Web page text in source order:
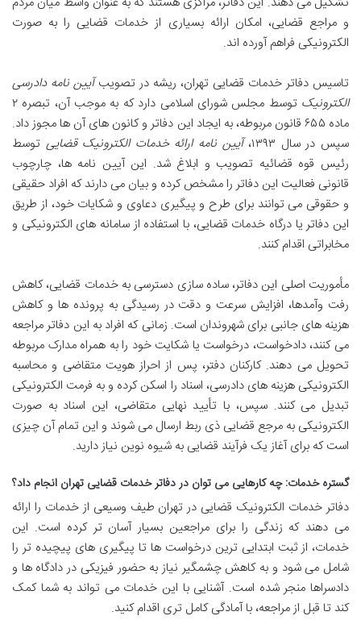
و مراجع قضایی، امکان ارائه بسیاری از خدمات قضایی را به صورت
الکترونیکی فراهم آورده اند.
تاسیس دفاتر خدمات قضایی تهران، ریشه در تصویبآیین نامه دادرسی
الکترونیک
توسط مجلس شورای اسلامی دارد که به موجب آن، تبصره ۲
ماده ۶۵۵ قانون مربوطه، به ایجاد این دفاتر و کانون های آن ها مجوز داد.
سپس در سال ۱۳۹۳،
آیین نامه ارائه خدمات الکترونیک قضایی توسط
رئیس قوه قضائیه تصویب و ابلاغ شد. این آیین نامه ها، چارچوب
قانونی فعالیت این دفاتر را مشخص کرده و بیان می دارند که افراد حقیقی
و حقوقی می توانند برای طرح و پیگیری دعاوی و شکایات خود، از طریق
این دفاتر یا درگاه خدمات قضایی، با استفاده از سامانه های الکترونیکی و
مخابراتی اقدام کنند.
مأموریت اصلی این دفاتر، ساده سازی دسترسی به خدمات قضایی، کاهش
رفت وآمدها، افزایش سرعت و دقت در رسیدگی به پرونده ها و کاهش
هزینه های جانبی برای شهروندان است. زمانی که افراد به این دفاتر مراجعه
می کنند، دادخواست، درخواست یا شکایت خود را به همراه مدارک مربوطه
تحویل می دهند. کارکنان دفتر، پس از احراز هویت متقاضی و محاسبه
الکترونیکی هزینه های دادرسی، اسناد را اسکن کرده و به فرمت الکترونیکی
تبدیل می کنند. سپس، با تأیید نهایی متقاضی، این اسناد به صورت
الکترونیکی به مرجع قضایی ذی ربط ارسال می شوند و این تمام آن چیزی
است که برای آغاز یک فرآیند قضایی به شیوه نوین نیاز دارید.
گستره خدمات: چه کارهایی می توان در دفاتر خدمات قضایی تهران انجام داد؟
دفاتر خدمات الکترونیک قضایی در تهران طیف وسیعی از خدمات را ارائه
می دهند که زندگی را برای مراجعین بسیار آسان تر کرده است. این
خدمات، از ثبت ابتدایی ترین درخواست ها تا پیگیری های پیچیده تر را
شامل می شود و به کاهش چشمگیر نیاز به حضور فیزیکی در دادگاه ها و
دادسراها منجر شده است. آشنایی با این خدمات می تواند به شما کمک
کند تا قبل از مراجعه، با آمادگی کامل تری اقدام کنید.